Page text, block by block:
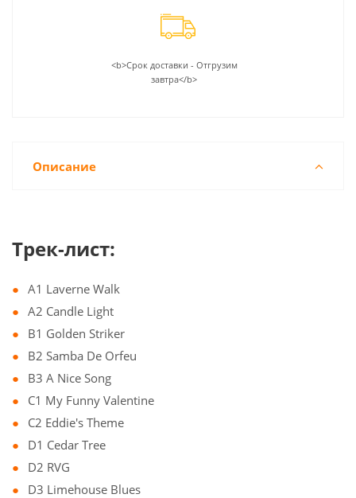
<b>Срок доставки - Отгрузим
завтра</b>
Описание
Трек-лист:
A1 Laverne Walk
A2 Candle Light
B1 Golden Striker
B2 Samba De Orfeu
B3 A Nice Song
C1 My Funny Valentine
C2 Eddie's Theme
D1 Cedar Tree
D2 RVG
D3 Limehouse Blues